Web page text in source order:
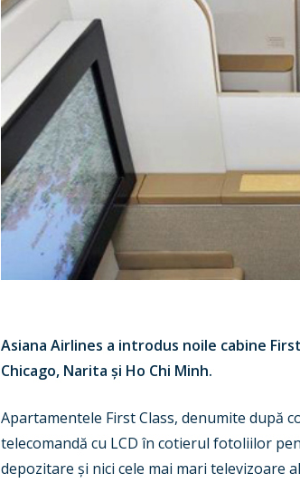
Asiana Airlines a introdus noile cabine
Chicago, Narita și Ho Chi Minh.
Apartamentele First Class, denumite după
telecomandă cu LCD în cotierul fotoliilor
depozitare și nici cele mai mari televizoare